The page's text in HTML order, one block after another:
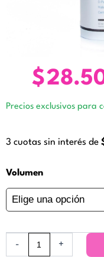
$
Precios exclusivos para
3 cuotas sin interés de
Volumen
-
Emulsión
Ultra
Hidratante.
+